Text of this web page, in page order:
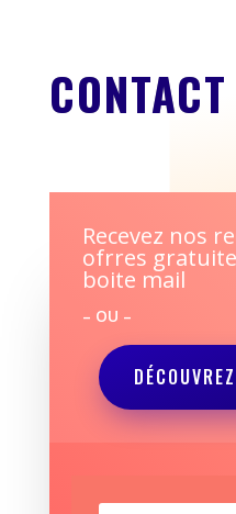
CONTACT
Recevez nos
ofrres
boite mail
– OU –